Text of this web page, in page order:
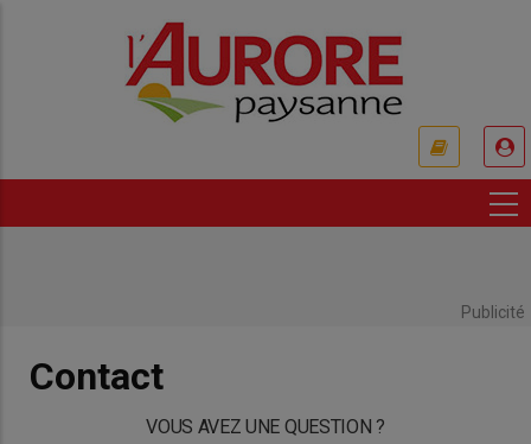
Publicité
Contact
VOUS AVEZ UNE QUESTION ?